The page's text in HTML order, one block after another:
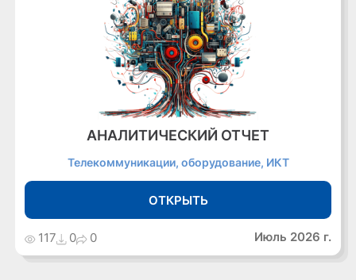
АНАЛИТИЧЕСКИЙ ОТЧЕТ
Телекоммуникации, оборудование, ИКТ
ОТКРЫТЬ
117 0 0 Июль 2026 г.